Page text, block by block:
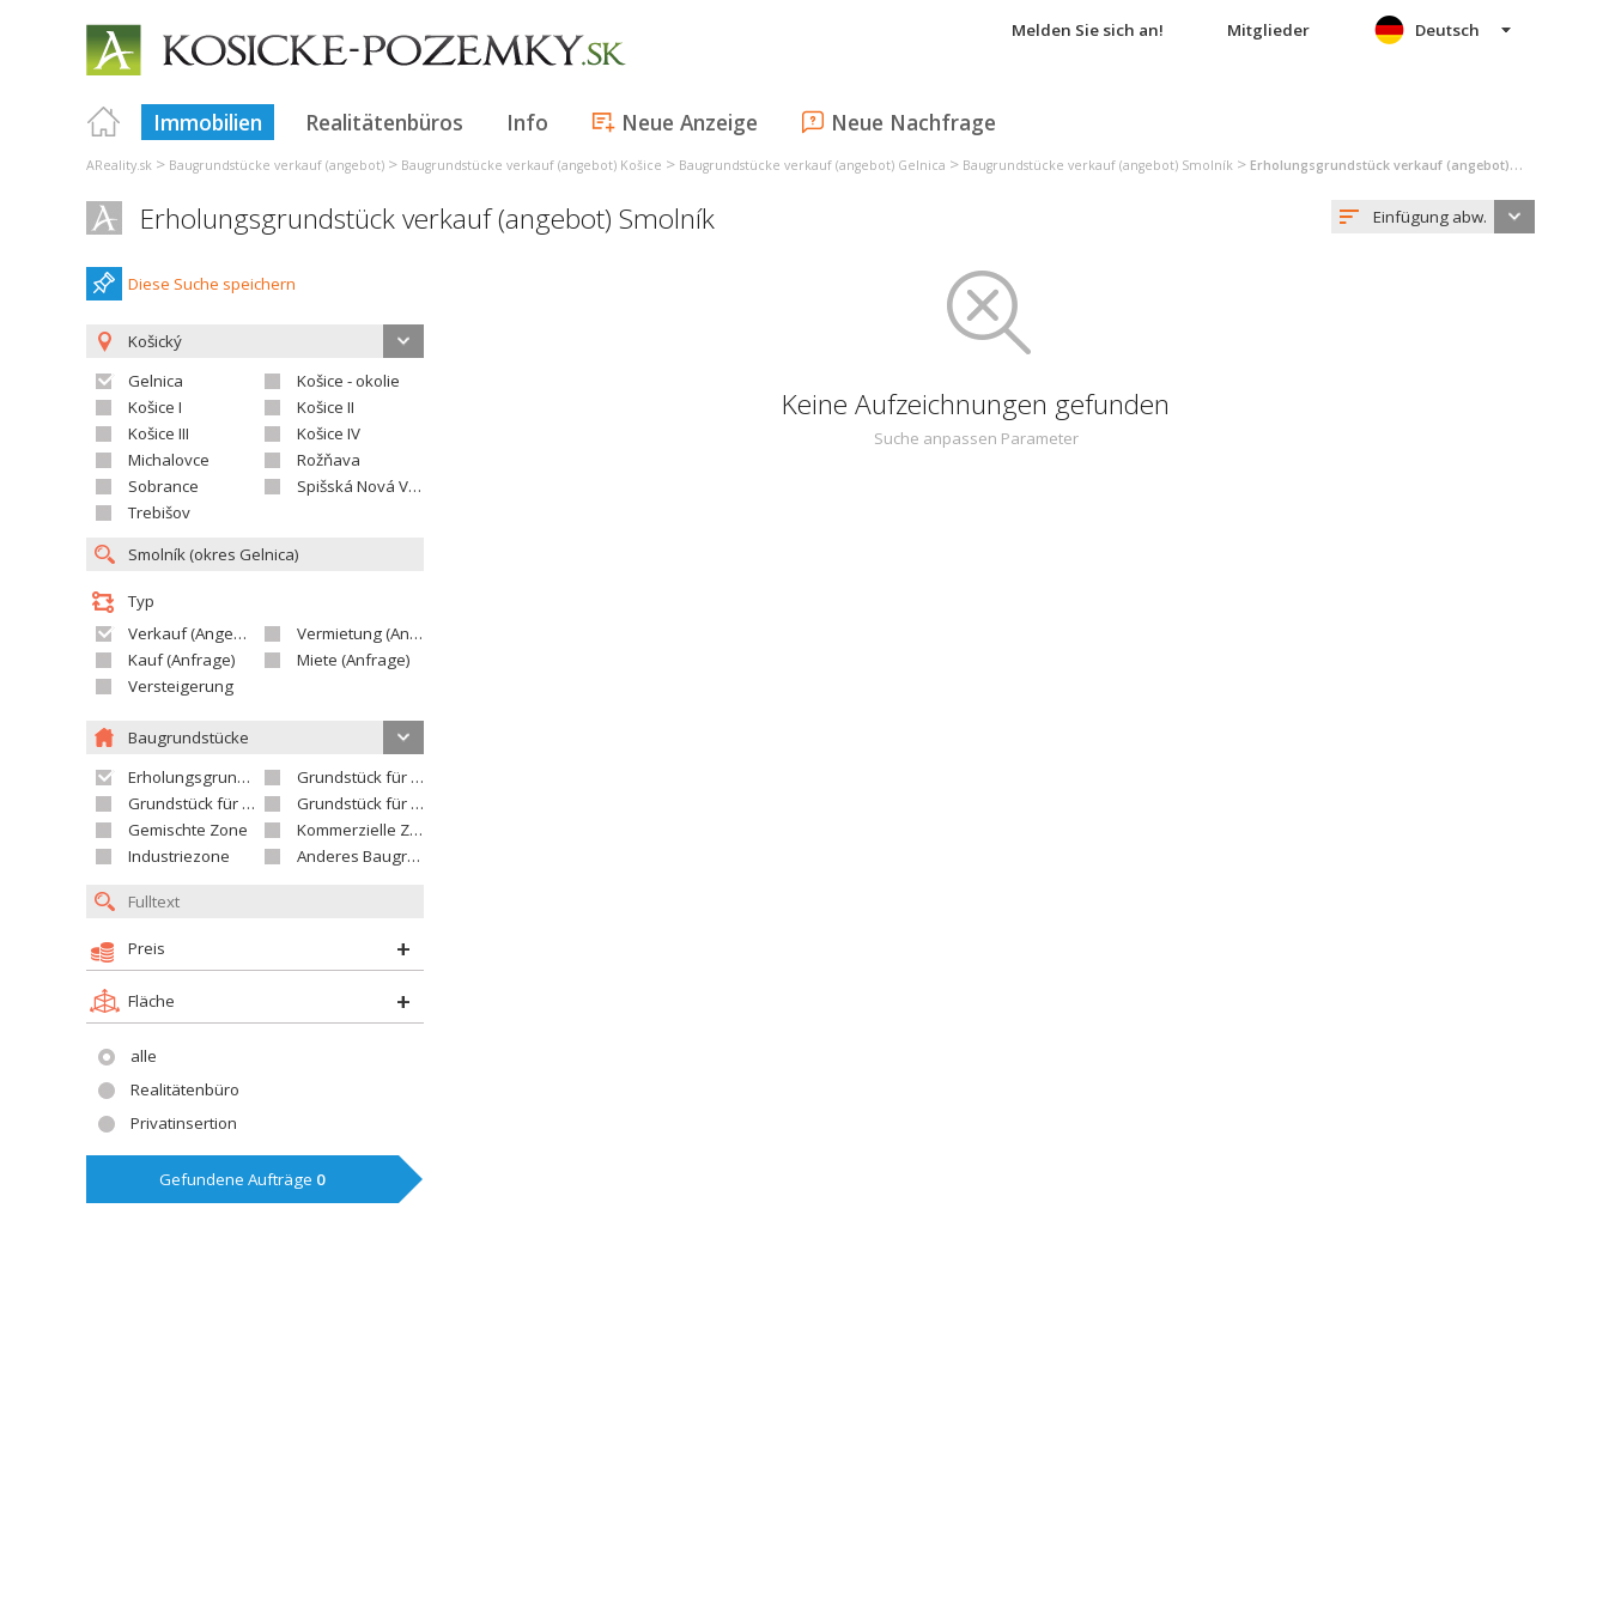
Melden Sie sich an! Mitglieder
Immobilien Realitätenbüros Info Neue Anzeige Neue Nachfrage
Deutsch
AReality.sk > Baugrundstücke verkauf (angebot) > Baugrundstücke verkauf (angebot) Košice > Baugrundstücke verkauf (angebot) Gelnica > Baugrundstücke verkauf (angebot) Smolník > Erholungsgrundstück verkauf (angebot) Smolník
Erholungsgrundstück verkauf (angebot) Smolník Einfügung abw.
Diese Suche speichern
Košický
Gelnica
Košice - okolie
Košice I
Košice II
Košice III
Košice IV
Michalovce
Rožňava
Sobrance
Spišská Nová Ves
Trebišov
Typ
Verkauf (Angebot)
Vermietung (Angebot)
Kauf (Anfrage)
Miete (Anfrage)
Versteigerung
Baugrundstücke
Erholungsgrundstück
Grundstück für Einfamilienhäuser
Grundstück für Wohnhäuser
Grundstück für Versorgungseinrichtungen
Gemischte Zone
Kommerzielle Zone
Industriezone
Anderes Baugrundstück
Preis
Fläche
alle
Realitätenbüro
Privatinsertion
Gefundene Aufträge 0
Keine Aufzeichnungen gefunden
Suche anpassen Parameter